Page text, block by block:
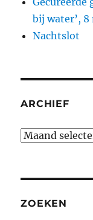
bij water’,
Nachtslot
ARCHIEF
Archief
ZOEKEN